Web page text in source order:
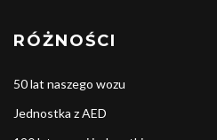
RÓŻNOŚCI
50 lat naszego wozu
Jednostka z AED